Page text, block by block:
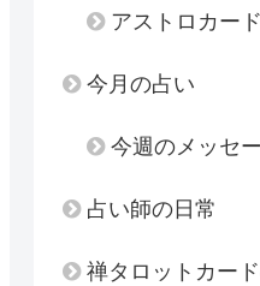
アストロカード
今月の占い
今週のメッセ
占い師の日常
禅タロットカー